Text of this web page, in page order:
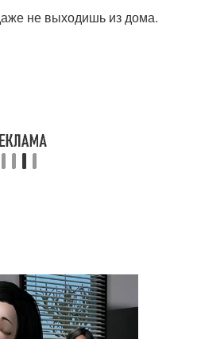
не выходишь из дома.